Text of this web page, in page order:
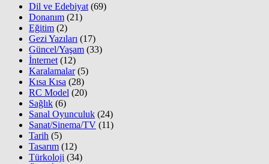
Dil ve Edebiyat (69)
Donanım (21)
Eğitim (2)
Gezi Yazıları (17)
Güncel/Yaşam (33)
İnternet (12)
Karalamalar(5)
Kısa Kısa (28)
RC Model (20)
Sağlık (6)
Sanal Oyunculuk (24)
Sanat/Sinema/TV (11)
Tarih (5)
Tasarım (12)
Türkoloji (34)